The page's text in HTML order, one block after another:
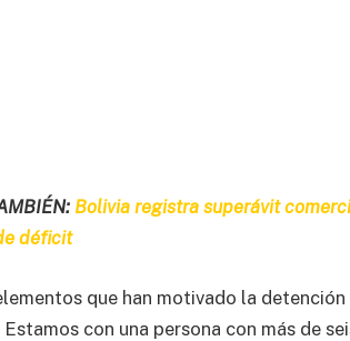
Bolivia registra superávit
déficit
que han motivado la
Estamos con una persona con más de